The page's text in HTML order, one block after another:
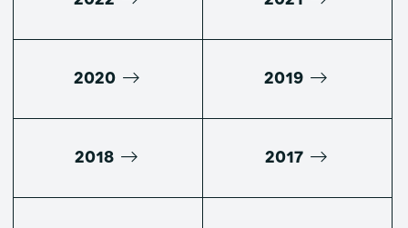
2020 2019
2018 2017